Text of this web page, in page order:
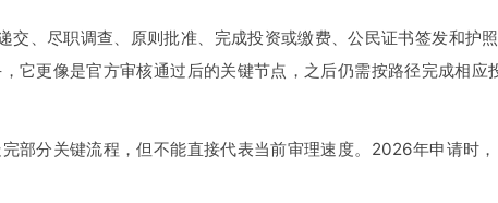
交、尽职调查、原则批准、完成投资或缴费、公民证书签发和护照
它更像是官方审核通过后的关键节点，之后仍需按路径完成相应
部分关键流程，但不能直接代表当前审理速度。2026年申请时，